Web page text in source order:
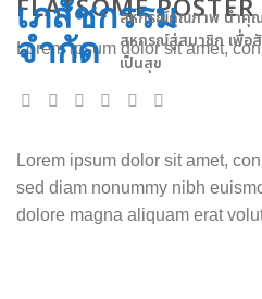
สหกรณ์คุณภาพ นำคุ
สหกรณ์สู่สมาชิก เพื่อ
เป็นสุข
FLATSOME
Lorem ipsum dolor sit amet,
Lorem ipsum dolor sit amet,
sed diam nonummy nibh
dolore magna aliquam erat